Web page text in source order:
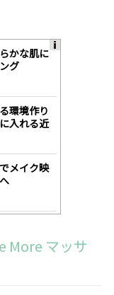
かな肌に
グ
環境作り
入れる近
メイク映
More マッサ